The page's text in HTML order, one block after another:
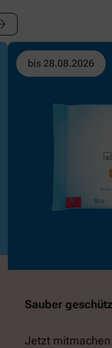
bis 28.08.2026
Sauber
Jetzt